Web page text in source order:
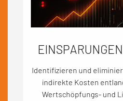
Identifizieren und
indirekte Kosten
Wertschöpfungs- und